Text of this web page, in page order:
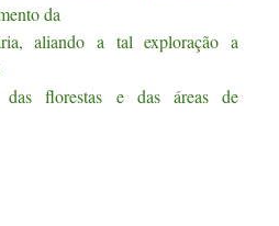
da
aliando a tal exploração a
das florestas e das áreas de